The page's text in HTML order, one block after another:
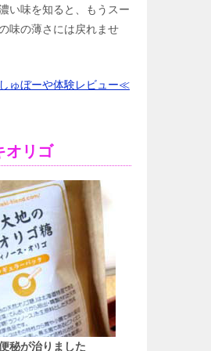
い味を知ると、もうスー
味の薄さには戻れませ
ゅぼーや体験レビュー≪
オリゴ
秘が治りました